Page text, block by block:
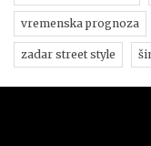
vremenska prognoza
zadar street style